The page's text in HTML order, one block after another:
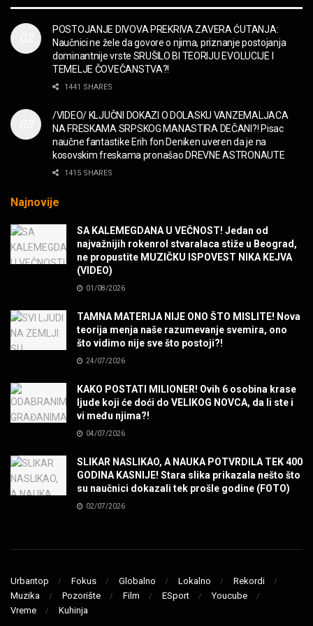
“Missin’ Yo’ Kissin'” BILLY ZZ TOP
MUZIKA
FILM
MUZIKA
POVRATAK Iron Maiden The Writing On The Wall
SENIDAHHH!
Miss You! Charlie Watts
MUZIKA
MUZIKA
MAD MAD DRUMMER!
MUZIKA
POSTOJANJE DIVOVA PREKRIVA ZAVERA ĆUTANJA:
Naučnici ne žele da govore o njima, priznanje postojanja
dominantnije vrste SRUŠILO BI TEORIJU EVOLUCIJE I
TEMELJE ČOVEČANSTVA?!
1441 SHARES
/VIDEO/ KLJUČNI DOKAZI O DOLASKU VANZEMALJACA
NA FRESKAMA SRPSKOG MANASTIRA DEČANI?! Pisac
naučne fantastike Erih fon Deniken uveren da je na
kosovskim freskama pronašao DREVNE ASTRONAUTE
1415 SHARES
Najnovije
SA KALEMEGDANA U VEČNOST! Jedan od
najvažnijih rokenrol stvaralaca stiže u Beograd,
ne propustite MUZIČKU ISPOVEST NIKA KEJVA
(VIDEO)
01/08/2026
TAMNA MATERIJA NIJE ONO ŠTO MISLITE! Nova
teorija menja naše razumevanje svemira, ono
što vidimo nije sve što postoji?!
24/07/2026
KAKO POSTATI MILIONER! Ovih 6 osobina krase
ljude koji će doći do VELIKOG NOVCA, da li ste i
vi među njima?!
04/07/2026
SLIKAR NASLIKAO, A NAUKA POTVRDILA TEK 400
GODINA KASNIJE! Stara slika prikazala nešto što
su naučnici dokazali tek prošle godine (FOTO)
02/07/2026
Urbantop Fokus Globalno Lokalno
Rekordi
Muzika
Pozorište Film ESport
Youcube
Vreme
Kuhinja